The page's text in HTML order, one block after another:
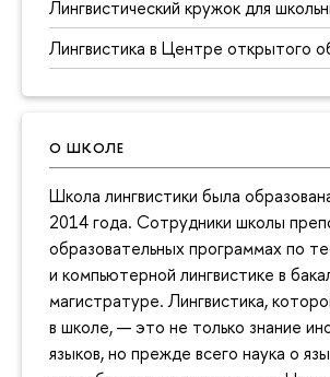
Лингвистический кружок для
Лингвистика в Центре открытого
О ШКОЛЕ
Школа лингвистики была
2014 года. Сотрудники школы
образовательных программах по
и компьютерной лингвистике в
магистратуре. Лингвистика,
в школе, — это не только знание
языков, но прежде всего наука о